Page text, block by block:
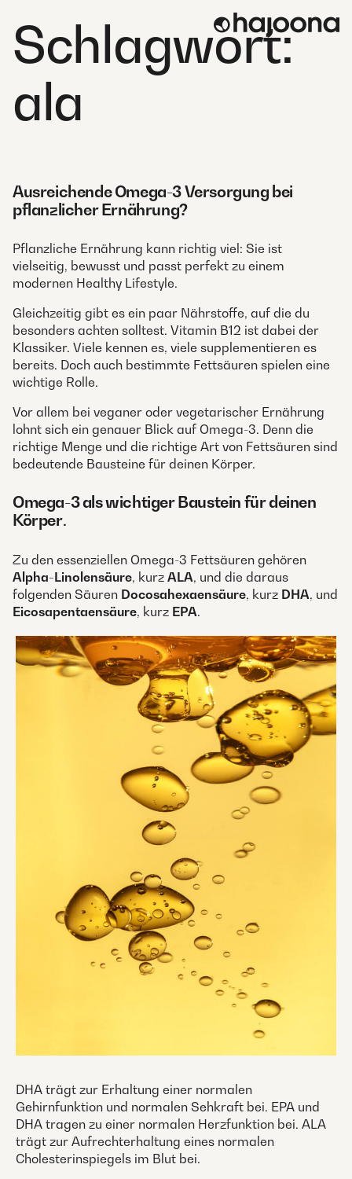
content
Schlagwort:
ala
Ausreichende Omega-3 Versorgung bei
pflanzlicher Ernährung?
Pflanzliche Ernährung kann richtig viel: Sie ist
vielseitig, bewusst und passt perfekt zu einem
modernen Healthy Lifestyle.
Gleichzeitig gibt es ein paar Nährstoffe, auf die du
besonders achten solltest. Vitamin B12 ist dabei der
Klassiker. Viele kennen es, viele supplementieren es
bereits. Doch auch bestimmte Fettsäuren spielen eine
wichtige Rolle.
Vor allem bei veganer oder vegetarischer Ernährung
lohnt sich ein genauer Blick auf Omega-3. Denn die
richtige Menge und die richtige Art von Fettsäuren sind
bedeutende Bausteine für deinen Körper.
Omega-3 als wichtiger Baustein für deinen
Körper.
Zu den essenziellen Omega-3 Fettsäuren gehören
Alpha-Linolensäure, kurz ALA, und die daraus
folgenden Säuren Docosahexaensäure, kurz DHA, und
Eicosapentaensäure, kurz EPA.
DHA trägt zur Erhaltung einer normalen
Gehirnfunktion und normalen Sehkraft bei. EPA und
DHA tragen zu einer normalen Herzfunktion bei. ALA
trägt zur Aufrechterhaltung eines normalen
Cholesterinspiegels im Blut bei.